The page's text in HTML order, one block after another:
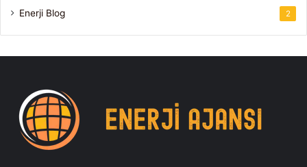
Enerji Blog 2